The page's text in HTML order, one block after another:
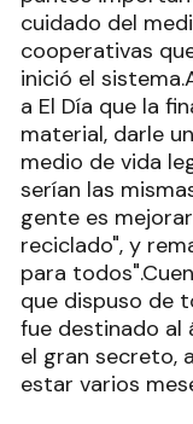
cuidado del
cooperativas
inició el
a El Día que la
material, darle
medio de vida
serían las
gente es
reciclado", y
para
que dispuso de
fue destinado al
el gran secreto,
estar varios